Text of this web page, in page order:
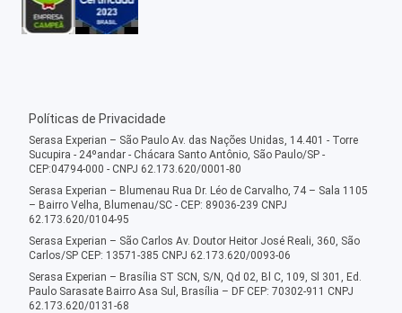
Políticas de Privacidade
Serasa Experian – São Paulo Av. das Nações Unidas, 14.401 - Torre
Sucupira - 24ºandar - Chácara Santo Antônio, São Paulo/SP -
CEP:04794-000 - CNPJ 62.173.620/0001-80
Serasa Experian – Blumenau Rua Dr. Léo de Carvalho, 74 – Sala 1105
– Bairro Velha, Blumenau/SC - CEP: 89036-239 CNPJ
62.173.620/0104-95
Serasa Experian – São Carlos Av. Doutor Heitor José Reali, 360, São
Carlos/SP CEP: 13571-385 CNPJ 62.173.620/0093-06
Serasa Experian – Brasília ST SCN, S/N, Qd 02, Bl C, 109, Sl 301, Ed.
Paulo Sarasate Bairro Asa Sul, Brasília – DF CEP: 70302-911 CNPJ
62.173.620/0131-68